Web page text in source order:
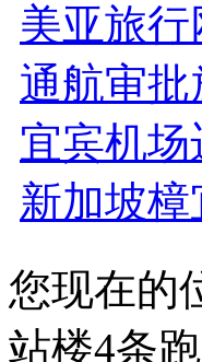
美亚旅
通航审
宜宾机
新加坡
您现在的
站楼4条